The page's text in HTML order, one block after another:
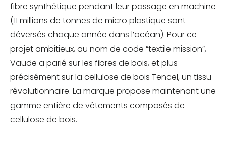
fibre synthétique pendant leur passage en machine
(11 millions de tonnes de micro plastique sont
déversés chaque année dans l’océan). Pour ce
projet ambitieux, au nom de code “textile mission”,
Vaude a parié sur les fibres de bois, et plus
précisément sur la cellulose de bois Tencel, un tissu
révolutionnaire. La marque propose maintenant une
gamme entière de vêtements composés de
cellulose de bois.